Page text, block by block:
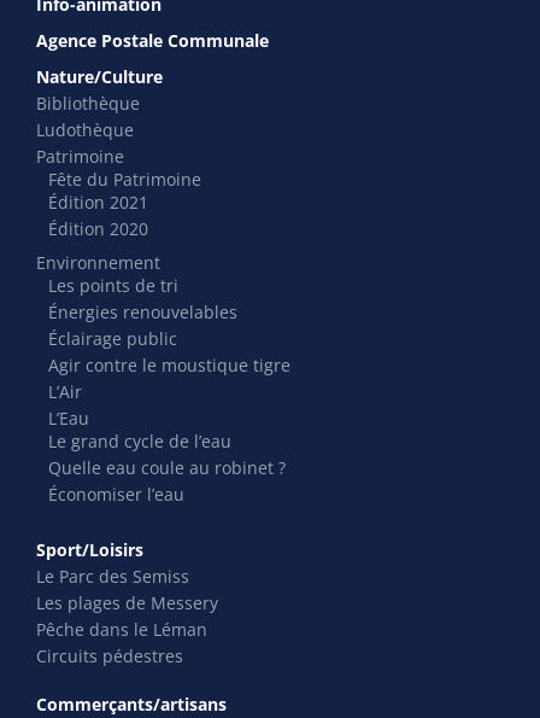
Agence Postale Communale
Nature/Culture
Bibliothèque
Ludothèque
Patrimoine
Fête du Patrimoine
Édition 2021
Édition 2020
Environnement
Les points de tri
Énergies renouvelables
Éclairage public
Agir contre le moustique tigre
L’Air
L’Eau
Le grand cycle de l’eau
Quelle eau coule au robinet ?
Économiser l’eau
Sport/Loisirs
Le Parc des Semiss
Les plages de Messery
Pêche dans le Léman
Circuits pédestres
Commerçants/artisans